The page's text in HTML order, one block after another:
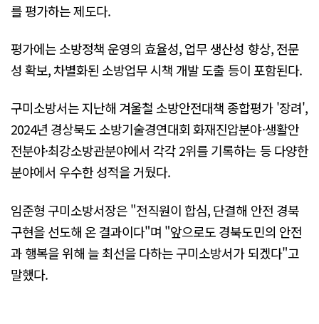
를 평가하는 제도다.
평가에는 소방정책 운영의 효율성, 업무 생산성 향상, 전문
성 확보, 차별화된 소방업무 시책 개발 도출 등이 포함된다.
구미소방서는 지난해 겨울철 소방안전대책 종합평가 '장려',
2024년 경상북도 소방기술경연대회 화재진압분야·생활안
전분야·최강소방관분야에서 각각 2위를 기록하는 등 다양한
분야에서 우수한 성적을 거뒀다.
임준형 구미소방서장은 "전직원이 합심, 단결해 안전 경북
구현을 선도해 온 결과이다"며 "앞으로도 경북도민의 안전
과 행복을 위해 늘 최선을 다하는 구미소방서가 되겠다"고
말했다.